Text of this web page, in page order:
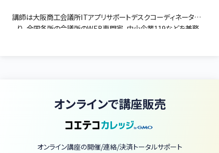
講師は大阪商工会議所ITアプリサポートデスクコーディネータであ
り、全国各所の会議所のWEB専門家、中小企業119などを兼務。
す！
オンラインで講座販売
オンライン講座の開催/連絡/決済トータルサポート